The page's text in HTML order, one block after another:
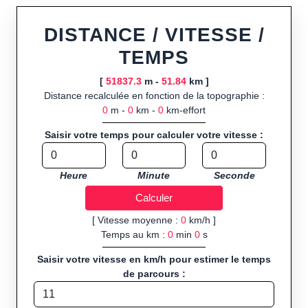
Fonctionnalités principales :tracé interactif point par point
ou import de fichier GPX, calcul instantané de la distance
(ajustée à la topographie), de la vitesse et du temps estimé,
profil d’élévation avec options de lissage, export en trace GPX,
route GPX, KML (plat ou relief) et TCX, ainsi que calculs
intégrés de calories dépensées, de VO₂max/VMA et d’IMC.
strong> sportifs de loisir et compétiteurs
préparant entraînements et parcours, organisateurs
d’événements partageant leurs itinéraires, et utilisateurs de
GPS souhaitant charger leurs trajets à l’avance.
Sports et activités disponibles :
Footing (jogging), course à
pied, cyclisme (vélo), VTT, randonnée, roller et équitation.
DISTANCE / VITESSE /
TEMPS
[ 51837.3m - 51.84km ]
Distance recalculée en fonction de la topographie :
0 m - 0 km - 0 km-effort
Saisir votre temps pour calculer votre vitesse :
Heure Minute Seconde
[ Vitesse moyenne : 0 km/h ]
Temps au km : 0min 0s
Saisir votre vitesse en km/h pour estimer le temps
de parcours :